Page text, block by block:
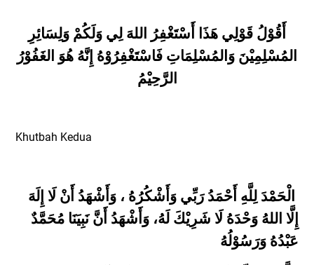
أَقُوْلُ قَوْلِي هَذَا أَسْتَغْفِرُ اللهَ لِي وَلَكُمْ وَلِسَائِرِ
المُسْلِمِيْنَ وَالمُسْلِمَاتِ فَاسْتَغْفِرُوْهُ إِنَّهُ هُوَ الغَفُوْرُ
الرَّحِيْمُ
Khutbah Kedua
الْحَمْدَ لِلَّهِ أَحْمَدُ رَبِّي وَأَشْكُرُهُ ، وَأَشْهَدُ أَنْ لَا إِلَهَ
إِلَّا اللهُ وَحْدَهُ لَا شَرِيْكَ لَهُ، وَأَشْهَدُ أَنَّ نَبِيَنَا مُحَمَّدٌ
عَبْدُهُ وَرَسُوْلُهُ